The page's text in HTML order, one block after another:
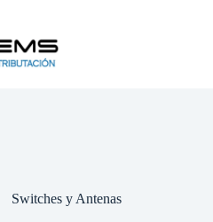
Switches y Antenas